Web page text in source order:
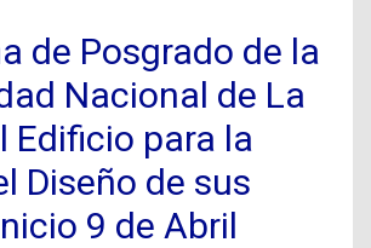
de Posgrado de la
Nacional de La
Edificio para la
Diseño de sus
9 de Abril